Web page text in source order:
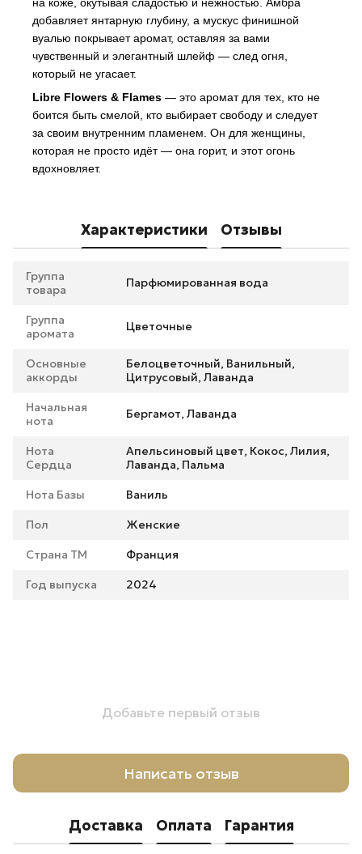
на коже, окутывая сладостью и нежностью. Амбра
добавляет янтарную глубину, а мускус финишной
вуалью покрывает аромат, оставляя за вами
чувственный и элегантный шлейф — след огня,
который не угасает.
Libre Flowers & Flames — это аромат для тех, кто не
боится быть смелой, кто выбирает свободу и следует
за своим внутренним пламенем. Он для женщины,
которая не просто идёт — она горит, и этот огонь
вдохновляет.
Характеристики Отзывы
Группа
товара
Парфюмированная вода
Группа
аромата
Цветочные
Основные
аккорды
Белоцветочный, Ванильный,
Цитрусовый, Лаванда
Начальная
нота
Бергамот, Лаванда
Нота
Сердца
Апельсиновый цвет, Кокос, Лилия,
Лаванда, Пальма
Нота Базы Ваниль
Пол Женские
Страна ТМ Франция
Год выпуска 2024
Добавьте первый отзыв
Написать отзыв
Доставка Оплата Гарантия